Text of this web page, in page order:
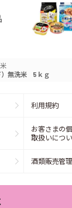
）無洗米 5ｋｇ
利用規約
お客さまの
取扱いにつ
酒類販売管